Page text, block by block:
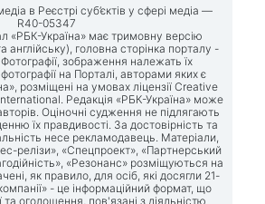
в Реєстрі суб’єктів у сфері медіа —
R40-05347
«РБК-Україна» має тримовну версію
англійську), головна сторінка порталу -
. Фотографії, зображення належать їх
на Порталі, авторами яких є
розміщені на умовах ліцензії Creative
Редакція «РБК-Україна» може
Оціночні судження не підлягають
їх правдивості. За достовірність та
несе рекламодавець. Матеріали,
релізи», «Спецпроект», «Партнерський
«Резонанс» розміщуються на
як правило, для осіб, які досягли 21-
- це інформаційний формат, що
оголошення, пов'язані з діяльністю